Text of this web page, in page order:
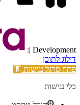
| Development:
דילוג לתוכן
פתח סרגל נגישות
כלי נגישות